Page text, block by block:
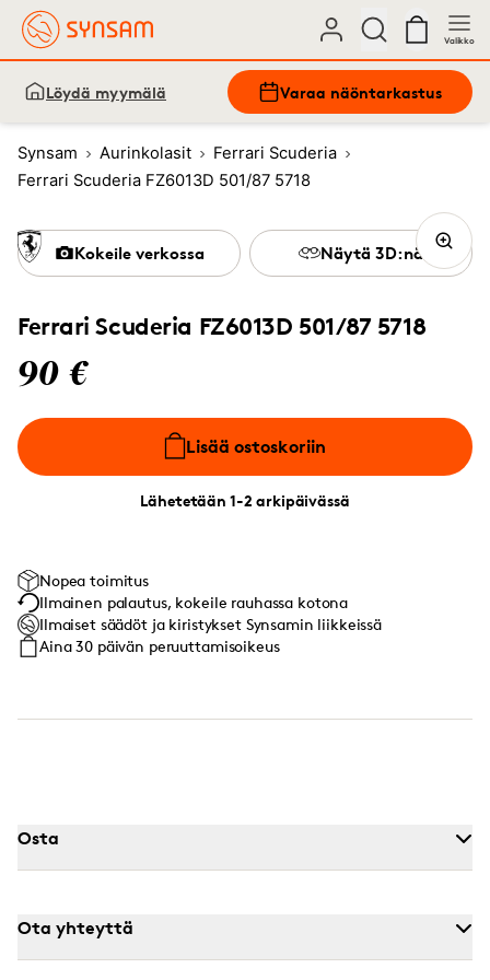
Valikko
Löydä myymälä Varaa näöntarkastus
Synsam Aurinkolasit
Ferrari Scuderia
Ferrari Scuderia FZ6013D 501/87 5718
Ferrari Scuderia FZ6013D 501/87 5718
90 €
Lisää ostoskoriin
Lähetetään 1-2 arkipäivässä
Kokeile verkossa Näytä 3D:nä
Nopea toimitus
Ilmainen palautus, kokeile rauhassa kotona
Ilmaiset säädöt ja kiristykset Synsamin liikkeissä
Aina 30 päivän peruuttamisoikeus
Osta
Ota yhteyttä